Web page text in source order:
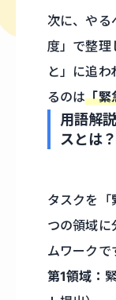
次に、や
度」で整理
と」に追
るのは「緊
用語解
スとは？
タスクを
つの領域に
ムワークで
第1領域：